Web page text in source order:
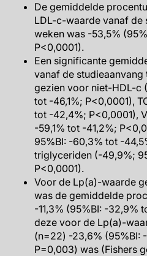
De gemiddelde
LDL-c-waarde vanaf de
weken was -53,5%
P<0,0001).
Een significante
vanaf de
gezien voor niet-HDL-c
tot -46,1%; P<0,0001),
tot -42,4%; P<0,0001),
-59,1% tot -41,2%;
95%BI: -60,3% tot -
triglyceriden (-49,9%;
P<0,0001).
Voor de Lp(a)-waarde
was de gemiddelde
-11,3% (95%BI: -32,9%
deze voor de Lp(a)-
(n=22) -23,6% (95%BI:
P=0,003) was (Fishers